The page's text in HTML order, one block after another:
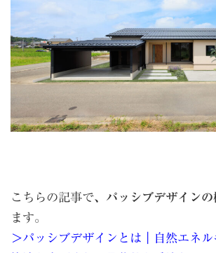
こちらの記事で、パッシブデザインの
ます。
＞パッシブデザインとは｜自然エネ